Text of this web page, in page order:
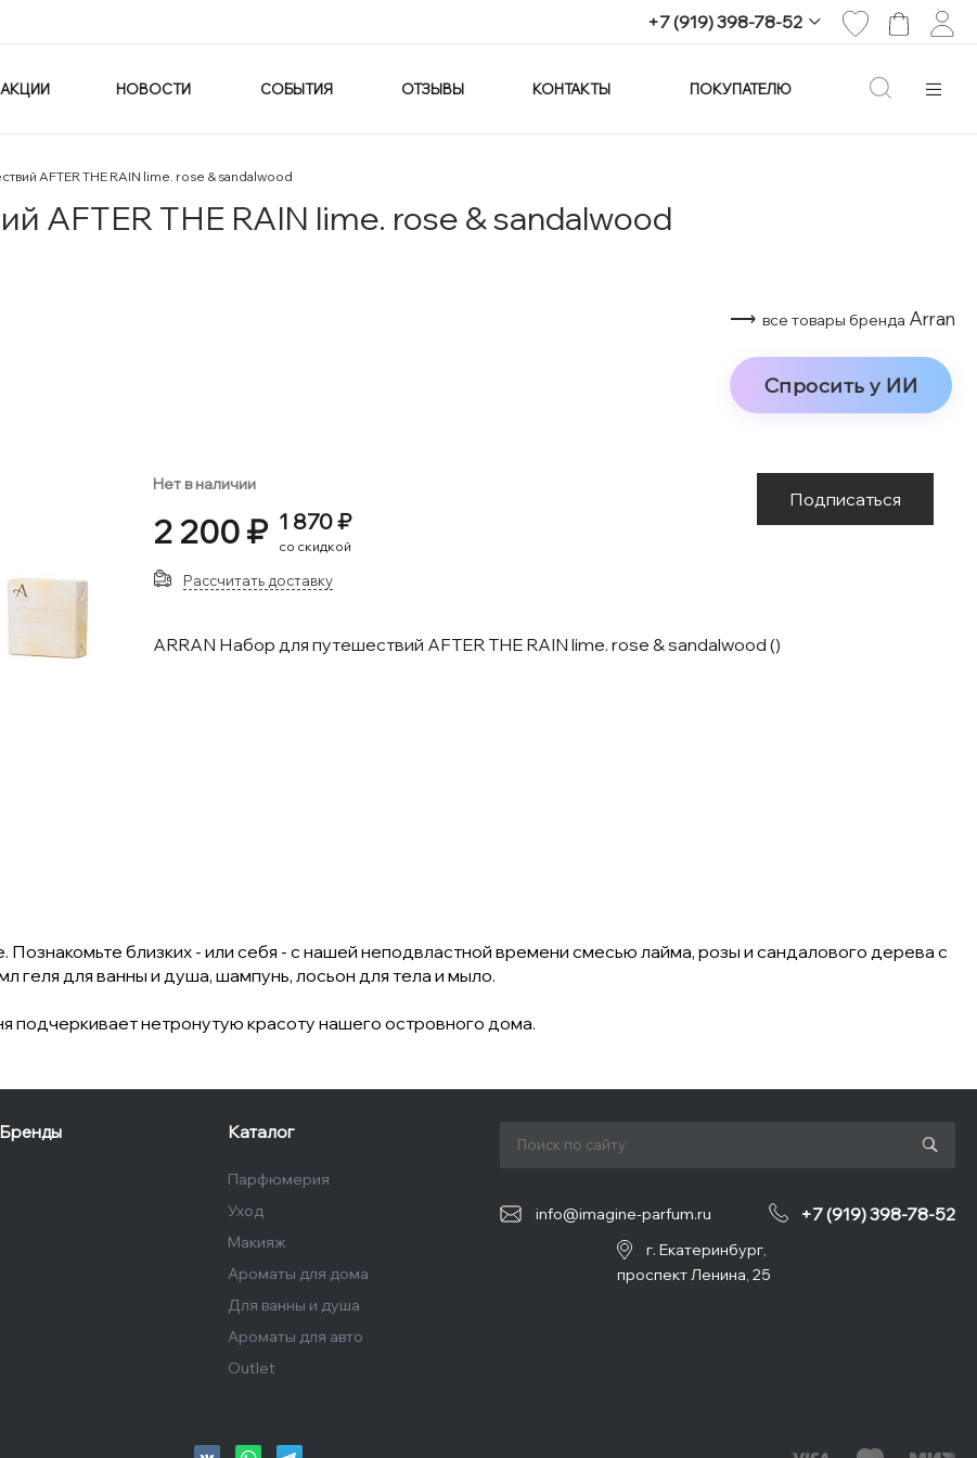
+7 (919) 398-78-52
+7 (919) 398-78-52
АКЦИИ НОВОСТИ СОБЫТИЯ ОТЗЫВЫ КОНТАКТЫ ПОКУПАТЕЛЮ
AFTER THE RAIN lime. rose & sandalwood
AFTER THE RAIN lime. rose & sandalwood
⟶ все товары бренда Arran
Спросить у ИИ
Нет в наличии
2 200 ₽ 1 870 ₽
со скидкой
Подписаться
Рассчитать доставку
ARRAN Набор для путешествий AFTER THE RAIN lime. rose & sandalwood ()
близких - или себя - с нашей неподвластной времени смесью лайма, розы и сандалового дерева с
геля для ванны и душа, шампунь, лосьон для тела и мыло.
подчеркивает нетронутую красоту нашего островного дома.
Бренды Каталог
Парфюмерия
Уход
Макияж
Ароматы для дома
Для ванны и душа
Ароматы для авто
Outlet
info@imagine-parfum.ru +7 (919) 398-78-52
г. Екатеринбург,
проспект Ленина, 25